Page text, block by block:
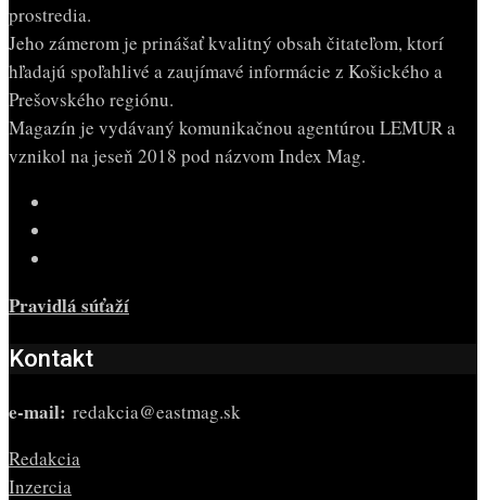
prostredia.
Jeho zámerom je prinášať kvalitný obsah čitateľom, ktorí
hľadajú spoľahlivé a zaujímavé informácie z Košického a
Prešovského regiónu.
Magazín je vydávaný komunikačnou agentúrou LEMUR a
vznikol na jeseň 2018 pod názvom Index Mag.
Pravidlá súťaží
Kontakt
e-mail: redakcia@eastmag.sk
Redakcia
Inzercia